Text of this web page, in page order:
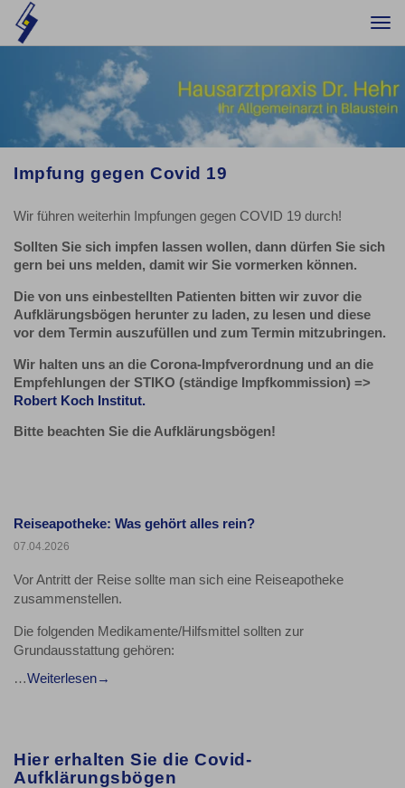
Impfung gegen Covid 19
Wir führen weiterhin Impfungen gegen COVID 19 durch!
Sollten Sie sich impfen lassen wollen, dann dürfen Sie sich
gern bei uns melden, damit wir Sie vormerken können.
Die von uns einbestellten Patienten bitten wir zuvor die
Aufklärungsbögen herunter zu laden, zu lesen und diese
vor dem Termin auszufüllen und zum Termin mitzubringen.
Wir halten uns an die Corona-Impfverordnung und an die
Empfehlungen der STIKO (ständige Impfkommission) =>
Robert Koch Institut.
Bitte beachten Sie die Aufklärungsbögen!
Reiseapotheke: Was gehört alles rein?
07.04.2026
Vor Antritt der Reise sollte man sich eine Reiseapotheke
zusammenstellen.
Die folgenden Medikamente/Hilfsmittel sollten zur
Grundausstattung gehören:
…Weiterlesen
Hier erhalten Sie die Covid-
Aufklärungsbögen